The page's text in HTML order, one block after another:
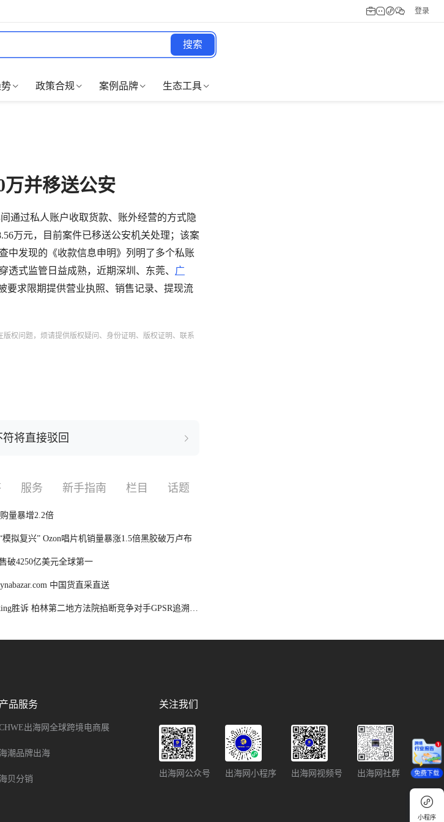
登录
搜索
政策合规 案例品牌 生态工具
万并移送公安
通过私人账户收取货款、账外经营的方式隐
万元，目前案件已移送公安机关处理；该案
中发现的《收款信息申明》列明了多个私账
式监管日益成熟，近期深圳、东莞、 广
要求限期提供营业执照、销售记录、提现流
权问题，烦请提供版权疑问、身份证明、版权证明、联系
将直接驳回
服务 新手指南 栏目 话题
量暴增2.2倍
拟复兴” Ozon唱片机销量暴涨1.5倍黑胶破万卢布
破4250亿美元全球第一
中国货直采直送
胜诉 柏林第二地方法院掐断竞争对手GPSR追溯禁
免费下载
小程序
产品服务
出海网全球跨境电商展
海潮品牌出海
海贝分销
关注我们
出海网公众号 出海网小程序 出海网视频号 出海网社群